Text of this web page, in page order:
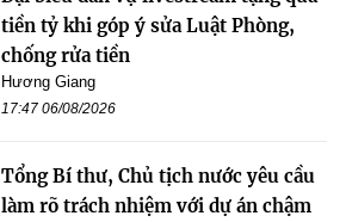
tiền tỷ khi góp ý sửa Luật Phòng,
chống rửa tiền
Hương Giang
17:47 06/08/2026
Tổng Bí thư, Chủ tịch nước yêu cầu
làm rõ trách nhiệm với dự án chậm